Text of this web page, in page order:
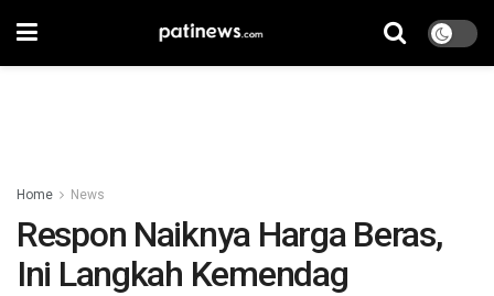
Home News
Respon Naiknya Harga Beras,
Ini Langkah Kemendag